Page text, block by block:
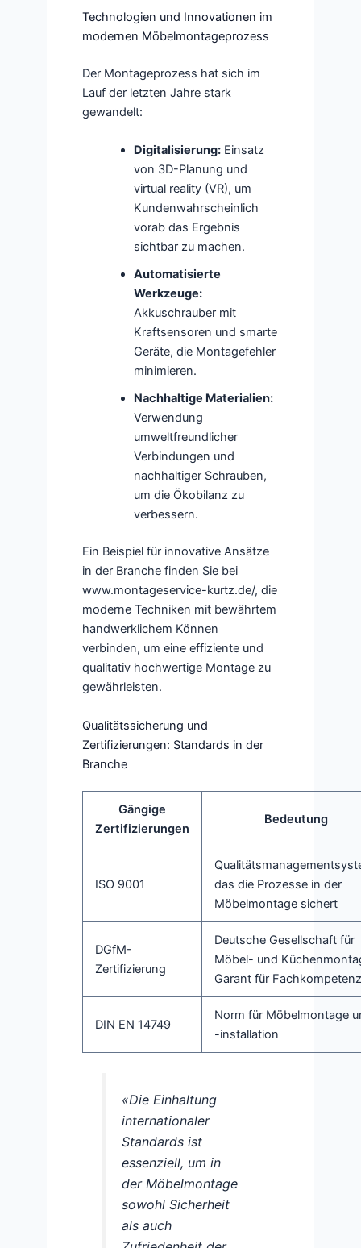
Technologien und Innovationen im
modernen Möbelmontageprozess
Der Montageprozess hat sich im
Lauf der letzten Jahre stark
gewandelt:
Digitalisierung:Einsatz
von 3D-Planung und
virtual reality (VR), um
Kundenwahrscheinlich
vorab das Ergebnis
sichtbar zu machen.
Automatisierte
Werkzeuge:
Akkuschrauber mit
Kraftsensoren und smarte
Geräte, die Montagefehler
minimieren.
Nachhaltige Materialien:
Verwendung
umweltfreundlicher
Verbindungen und
nachhaltiger Schrauben,
um die Ökobilanz zu
verbessern.
Ein Beispiel für innovative Ansätze
in der Branche finden Sie bei
www.montageservice-kurtz.de/, die
moderne Techniken mit bewährtem
handwerklichem Können
verbinden, um eine effiziente und
qualitativ hochwertige Montage zu
gewährleisten.
Qualitätssicherung und
Zertifizierungen: Standards in der
Branche
Gängige
Zertifizierungen
Bedeutung
ISO 9001
das die Prozesse in der
Möbelmontage sichert
DGfM-
Zertifizierung
Deutsche Gesellschaft für
Möbel- und
Garant für Fachkompetenz
DIN EN 14749
Norm für Möbelmontage
-installation
«Die Einhaltung
internationaler
Standards ist
essenziell, um in
der Möbelmontage
sowohl Sicherheit
als auch